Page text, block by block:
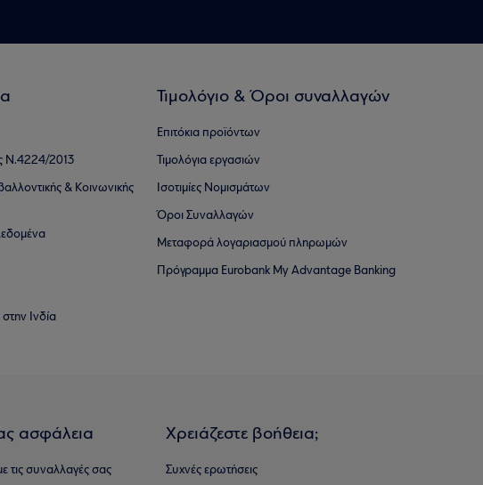
Ν.4224/2013
& Κοινωνικής
Ινδία
Τιμολόγιο & Όροι συναλλαγών
Επιτόκια προϊόντων
Τιμολόγια εργασιών
Ισοτιμίες Νομισμάτων
Όροι Συναλλαγών
Μεταφορά λογαριασμού πληρωμών
Πρόγραμμα Eurobank My Advantage Banking
ασφάλεια
τις συναλλαγές σας
Χρειάζεστε βοήθεια;
Συχνές ερωτήσεις